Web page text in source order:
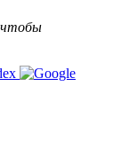
чтобы